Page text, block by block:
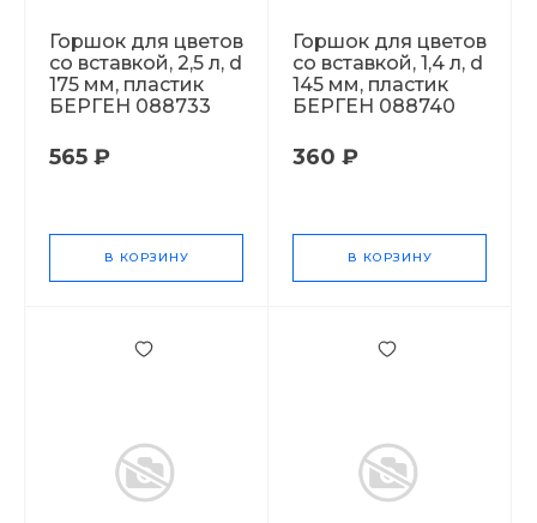
Горшок для цветов
со вставкой, 2,5 л, d
175 мм, пластик
БЕРГЕН 088733
565 ₽
В КОРЗИНУ
Горшок для цветов
со вставкой, 1,4 л, d
145 мм, пластик
БЕРГЕН 088740
360 ₽
В КОРЗИНУ